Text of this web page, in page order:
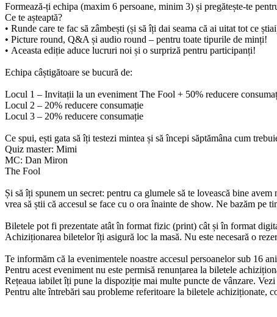
Formează-ți echipa (maxim 6 persoane, minim 3) și pregătește-te
Ce te așteaptă?
• Runde care te fac să zâmbești (și să îți dai seama că ai uitat tot ce
• Picture round, Q&A și audio round – pentru toate tipurile de minți!
• Aceasta ediție aduce lucruri noi și o surpriză pentru participanți!
Echipa câștigătoare se bucură de:
Locul 1 – Invitații la un eveniment The Fool + 50% reducere
Locul 2 – 20% reducere consumație
Locul 3 – 20% reducere consumație
Ce spui, ești gata să îți testezi mintea și să începi săptămâna cum
Quiz master: Mimi
MC: Dan Miron
The Fool
Și să îți spunem un secret: pentru ca glumele să te lovească bine
vrea să știi că accesul se face cu o ora înainte de show. Ne bazăm pe
Biletele pot fi prezentate atât în format fizic (print) cât și în format
Achiziționarea biletelor îți asigură loc la masă. Nu este necesară o
Te informăm că la evenimentele noastre accesul persoanelor sub 16
Pentru acest eveniment nu este permisă renunțarea la biletele
Rețeaua iabilet îți pune la dispoziție mai multe puncte de vânzare.
Pentru alte întrebări sau probleme referitoare la biletele achiziționate,